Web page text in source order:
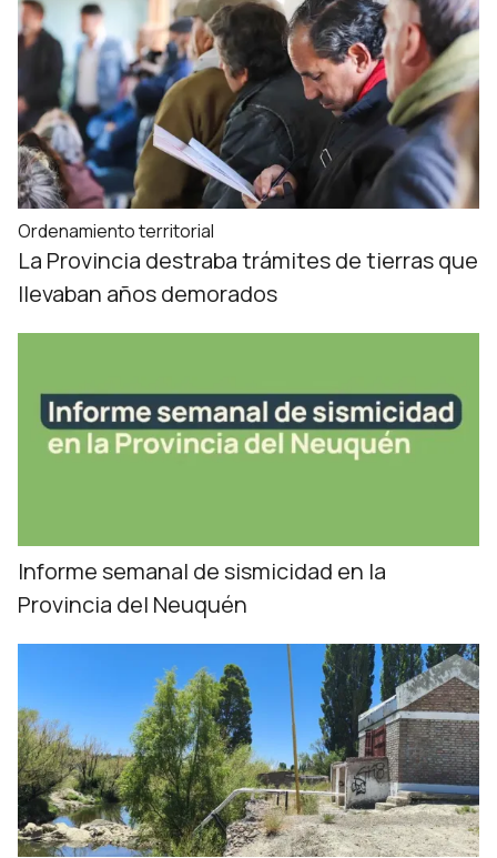
Ordenamiento territorial
La Provincia destraba trámites de tierras que
llevaban años demorados
Informe semanal de sismicidad en la
Provincia del Neuquén